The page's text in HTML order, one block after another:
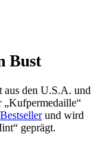
Bust
aus den U.S.A. und
„Kufpermedaille“
Bestsellerund wird
geprägt.